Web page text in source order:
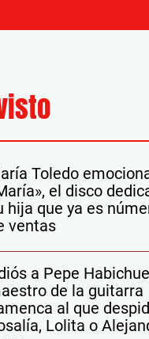
Toledo
el disco
hija que ya es
ventas
a Pepe
de la guitarra
al que
Lolita o